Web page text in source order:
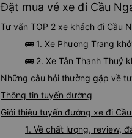
Đặt mua vé xe đi Cầu
Tư vấn TOP 2 xe khách đi Cầu
🚌 1. Xe Phương Trang
🚌 2. Xe Tân Thanh Thuỷ
Những câu hỏi thường gặp về
Thông tin tuyến đường
Giới thiệu tuyến đường xe đi
1. Về chất lượng, review,